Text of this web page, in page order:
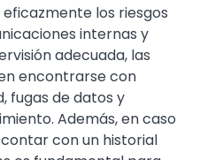
los riesgos
internas y
adecuada, las
encontrarse con
fugas de datos y
Además, en caso
con un historial